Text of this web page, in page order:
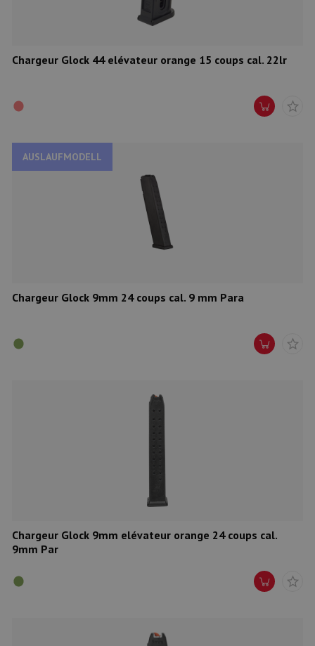
Chargeur Glock 44 elévateur orange 15 coups cal. 22lr
AUSLAUFMODELL
Chargeur Glock 9mm 24 coups cal. 9 mm Para
Chargeur Glock 9mm elévateur orange 24 coups cal.
9mm Par